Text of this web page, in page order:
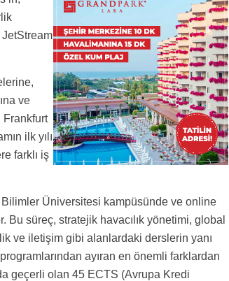
JetStream
ve
Frankfurt
ilk yılı
farklı iş
Bilimler Üniversitesi kampüsünde ve online
Bu süreç, stratejik havacılık yönetimi, global
ve iletişim gibi alanlardaki derslerin yanı
ayıran en önemli farklardan
geçerli olan 45 ECTS (Avrupa Kredi